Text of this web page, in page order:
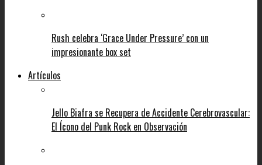
Rush celebra ‘Grace Under Pressure’ con un
impresionante box set
Artículos
Jello Biafra se Recupera de Accidente Cerebrovascular:
El Ícono del Punk Rock en Observación